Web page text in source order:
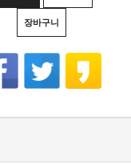
장바구니